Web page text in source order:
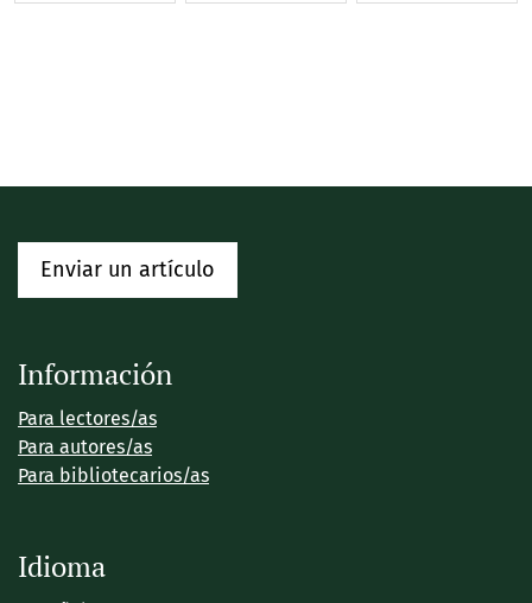
Enviar un artículo
Información
Para lectores/as
Para autores/as
Para bibliotecarios/as
Idioma